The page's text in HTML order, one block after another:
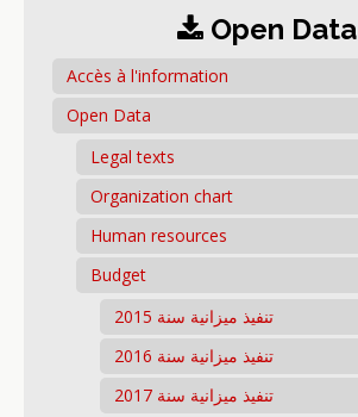
Open Data
Accès à l'information
Open Data
Legal texts
Organization chart
Human resources
Budget
تنفيذ ميزانية سنة 2015
تنفيذ ميزانية سنة 2016
تنفيذ ميزانية سنة 2017